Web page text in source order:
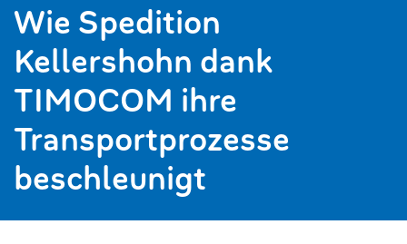
Wie Spedition
Kellershohn dank
TIMOCOM ihre
Transportprozesse
beschleunigt